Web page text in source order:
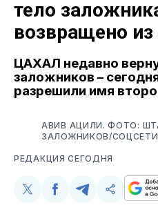
тело
возвращено из
ЦАХАЛ недавно
заложников –
разрешили имя
АВИВ АЦИЛИ. ФОТО:
ЗАЛОЖНИКОВ/СОЦСЕТИ
РЕДАКЦИЯ СЕГОДНЯ
Поделиться
Поделиться
Поделиться